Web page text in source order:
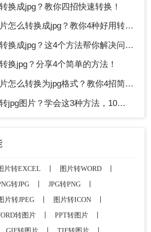
换成jpg？教你四招快速转换！
么转换成jpg？教你4种好用转换方法！
换成jpg？这4个方法帮你解决问题！
换jpg？分享4个简单的方法！
转换为jpg格式？教你4招简便的转换方法！
片？学会这3种方法，10秒转换上百张图片。
片转EXCEL 图片转WORD
转JPG JPG转PNG
片转JPEG 图片转ICON
转图片 PPT转图片